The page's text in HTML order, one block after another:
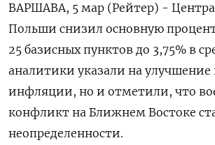
ВАРШАВА, 5 мар (Рейтер) -
Польши ‌снизил основную
25 ​базисных пунктов до ​3,75% ​в
аналитики ‌указали на улучшение
инфляции, ​но и ‌отметили, что
конфликт на Ближнем ‌Востоке
неопределенности.